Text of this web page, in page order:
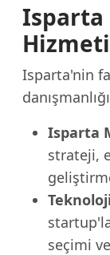
Isparta
Hizmeti
Isparta'nin
Isparta
strateji,
seçimi